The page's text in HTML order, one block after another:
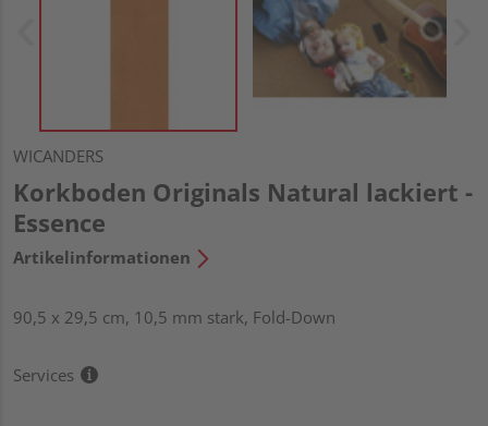
WICANDERS
Korkboden Originals Natural lackiert -
Essence
Artikelinformationen
90,5 x 29,5 cm, 10,5 mm stark, Fold-Down
Services